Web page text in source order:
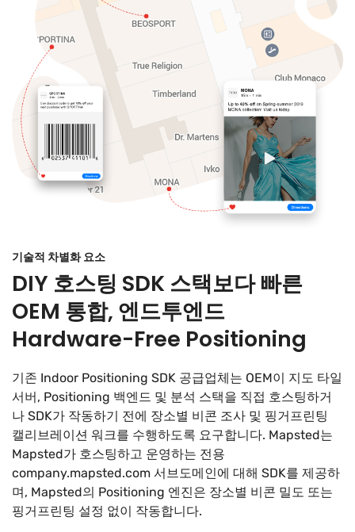
기술적 차별화 요소
DIY 호스팅 SDK 스택보다 빠른
OEM 통합, 엔드투엔드
Hardware-Free Positioning
기존 Indoor Positioning SDK 공급업체는 OEM이 지도 타일
서버, Positioning 백엔드 및 분석 스택을 직접 호스팅하거
나 SDK가 작동하기 전에 장소별 비콘 조사 및 핑거프린팅
캘리브레이션 워크를 수행하도록 요구합니다. Mapsted는
Mapsted가 호스팅하고 운영하는 전용
company.mapsted.com 서브도메인에 대해 SDK를 제공하
며, Mapsted의 Positioning 엔진은 장소별 비콘 밀도 또는
핑거프린팅 설정 없이 작동합니다.